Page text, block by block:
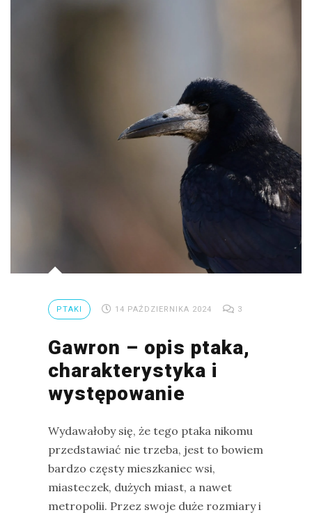
PTAKI 14 PAŹDZIERNIKA 2024 3
Gawron – opis ptaka,
charakterystyka i
występowanie
Wydawałoby się, że tego ptaka nikomu
przedstawiać nie trzeba, jest to bowiem
bardzo częsty mieszkaniec wsi,
miasteczek, dużych miast, a nawet
metropolii. Przez swoje duże rozmiary i